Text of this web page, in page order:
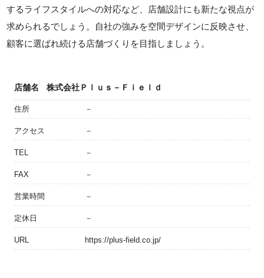
するライフスタイルへの対応など、店舗設計にも新たな視点が
求められるでしょう。自社の強みを空間デザインに反映させ、
顧客に選ばれ続ける店舗づくりを目指しましょう。
店舗名 株式会社Ｐｌｕｓ－Ｆｉｅｌｄ
住所 －
アクセス －
TEL －
FAX －
営業時間 －
定休日 －
URL https://plus-field.co.jp/